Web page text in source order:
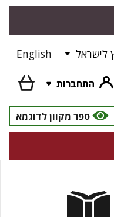
לישראל English
התחברות
ספר מקוון לדוגמא